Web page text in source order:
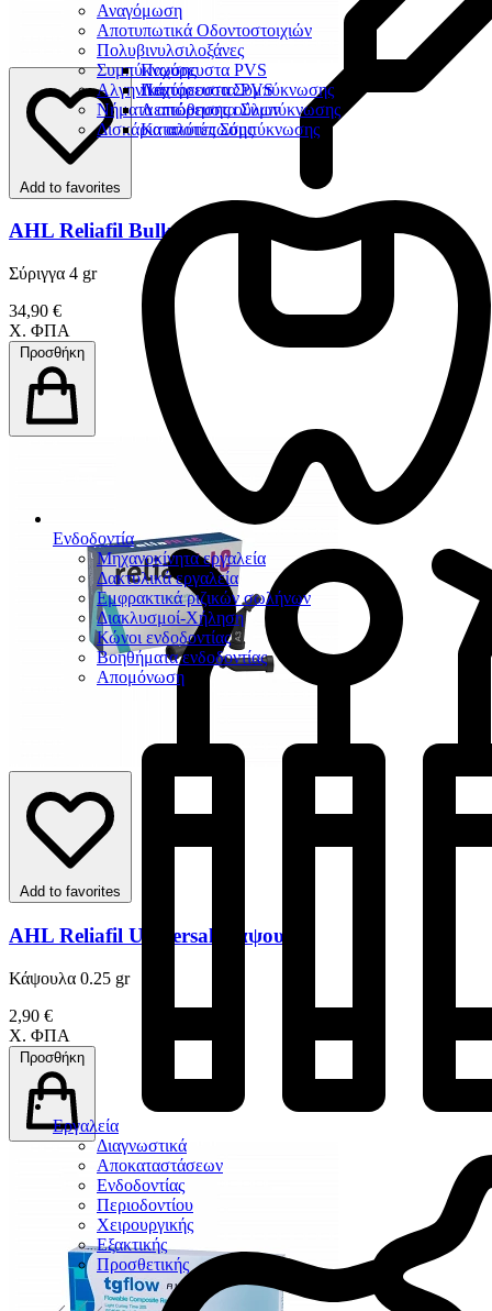
Αναγόμωση
Αποτυπωτικά Οδοντοστοιχιών
Πολυβινυλσιλοξάνες
Παχύρευστα PVS
Λεπτόρευστα PVS
Συμπύκνωσης
Παχύρευστα Συμπύκνωσης
Λεπτόρευστα Συμπύκνωσης
Καταλύτες Σύμπύκνωσης
Αλγηνικά
Νήματα απώθησης ούλων
Δισκάρια αποτύπωσης
Ενδοδοντία
Μηχανοκίνητα εργαλεία
Δακτυλικά εργαλεία
Εμφρακτικά ριζικών σωλήνων
Διακλυσμοί-Χήληση
Κώνοι ενδοδοντίας
Βοηθήματα ενδοδοντίας
Απομόνωση
Εργαλεία
Διαγνωστικά
Αποκαταστάσεων
Ενδοδοντίας
Περιοδοντίου
Χειρουργικής
Εξακτικής
Προσθετικής
Add to favorites
AHL Reliafil Bulk Fill
Σύριγγα 4 gr
34,90 €
Χ. ΦΠΑ
Προσθήκη
Add to favorites
AHL Reliafil Universal Κάψουλες
Κάψουλα 0.25 gr
2,90 €
Χ. ΦΠΑ
Προσθήκη